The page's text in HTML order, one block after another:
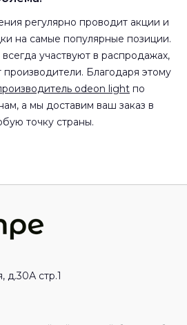
регулярно проводит акции и
на самые популярные позиции.
участвуют в распродажах,
производители. Благодаря этому
odeon light по
а мы доставим ваш заказ в
точку страны.
д.30А стр.1